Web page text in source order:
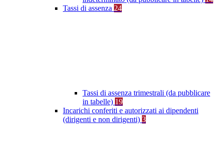
Tassi di assenza 24
Tassi di assenza trimestrali (da pubblicare
in tabelle) 19
Incarichi conferiti e autorizzati ai dipendenti
(dirigenti e non dirigenti) 3